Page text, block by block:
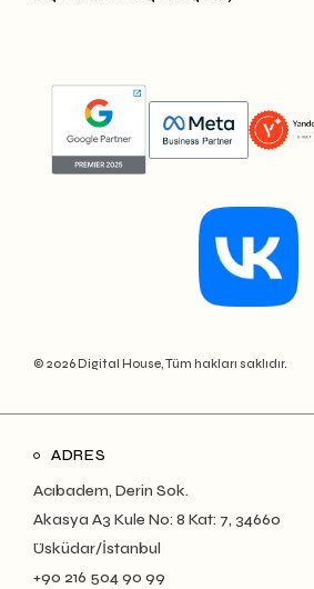
© 2026 Digital House, Tüm hakları saklıdır.
ADRES
Acıbadem, Derin Sok.
Akasya A3 Kule No: 8 Kat: 7, 34660
Üsküdar/İstanbul
+90 216 504 90 99